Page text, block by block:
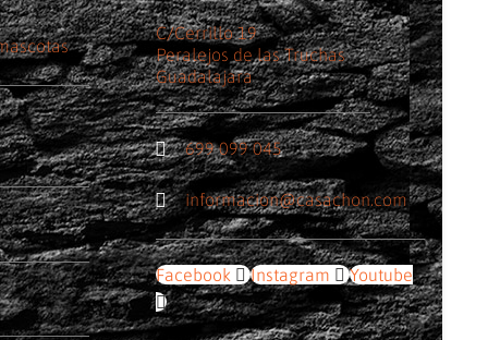
C/Cerrillo 19
Peralejos de las Truchas
Guadalajara
699 099 045
informacion@casachon.com
Facebook Instagram Youtube